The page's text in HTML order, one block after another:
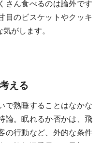
さん食べるのは論外です
目のビスケットやクッキ
がします。
える
で熟睡することはなかな
論。眠れるか否かは、飛
の行動など、外的な条件